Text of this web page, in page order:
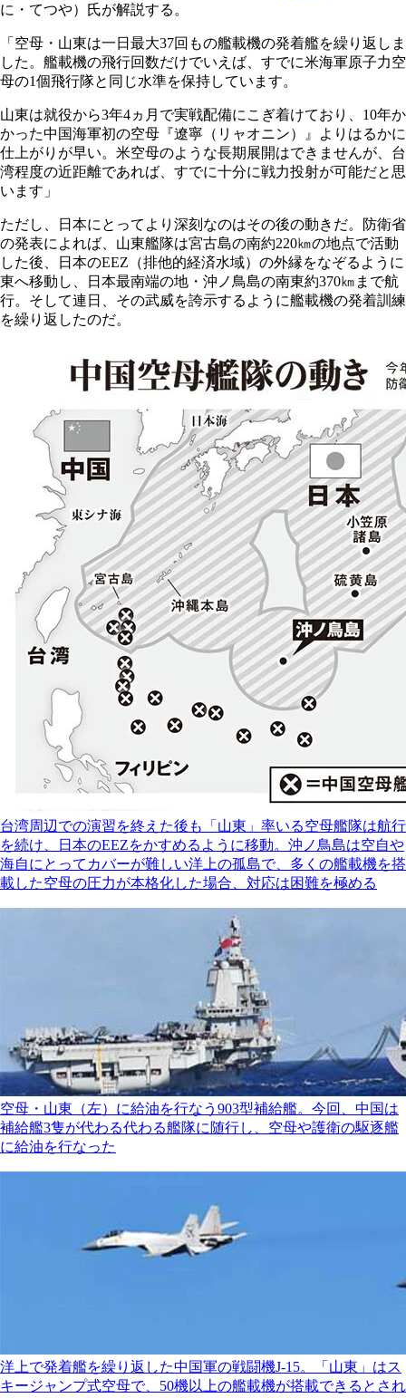
に・てつや）氏が解説する。
「空母・山東は一日最大37回もの艦載機の発着艦を繰り返しま
した。艦載機の飛行回数だけでいえば、すでに米海軍原子力空
母の1個飛行隊と同じ水準を保持しています。
山東は就役から3年4ヵ月で実戦配備にこぎ着けており、10年か
かった中国海軍初の空母『遼寧（リャオニン）』よりはるかに
仕上がりが早い。米空母のような長期展開はできませんが、台
湾程度の近距離であれば、すでに十分に戦力投射が可能だと思
います」
ただし、日本にとってより深刻なのはその後の動きだ。防衛省
の発表によれば、山東艦隊は宮古島の南約220㎞の地点で活動
した後、日本のEEZ（排他的経済水域）の外縁をなぞるように
東へ移動し、日本最南端の地・沖ノ鳥島の南東約370㎞まで航
行。そして連日、その武威を誇示するように艦載機の発着訓練
を繰り返したのだ。
台湾周辺での演習を終えた後も「山東」率いる空母艦隊は航行
を続け、日本のEEZをかすめるように移動。沖ノ鳥島は空自や
海自にとってカバーが難しい洋上の孤島で、多くの艦載機を搭
載した空母の圧力が本格化した場合、対応は困難を極める
空母・山東（左）に給油を行なう903型補給艦。今回、中国は
補給艦3隻が代わる代わる艦隊に随行し、空母や護衛の駆逐艦
に給油を行なった
洋上で発着艦を繰り返した中国軍の戦闘機J-15。「山東」はス
キージャンプ式空母で、50機以上の艦載機が搭載できるとされ